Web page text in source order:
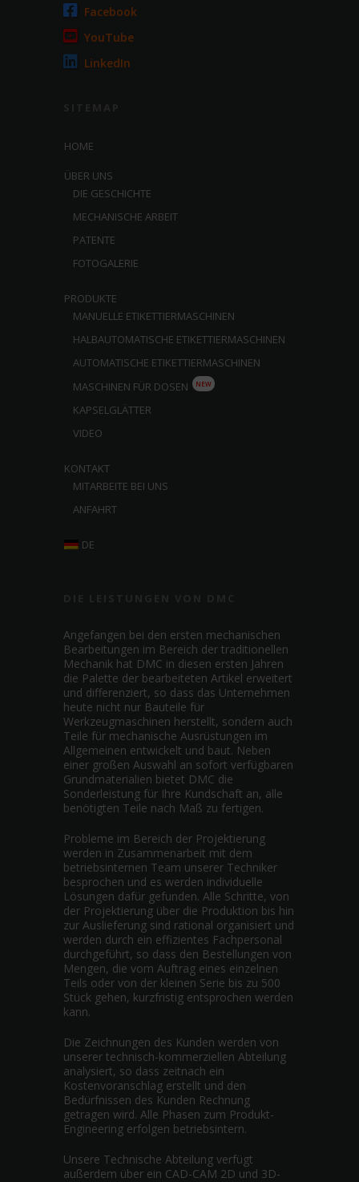
Facebook
YouTube
LinkedIn
HOME
ÜBER UNS
DIE GESCHICHTE
MECHANISCHE ARBEIT
PATENTE
FOTOGALERIE
PRODUKTE
MANUELLE ETIKETTIERMASCHINEN
HALBAUTOMATISCHE ETIKETTIERMASCHINEN
AUTOMATISCHE ETIKETTIERMASCHINEN
MASCHINEN FÜR DOSEN
NEW
KAPSELGLÄTTER
VIDEO
KONTAKT
MITARBEITE BEI UNS
ANFAHRT
DE
Angefangen bei den ersten mechanischen
Bearbeitungen im Bereich der traditionellen
Mechanik hat DMC in diesen ersten Jahren
die Palette der bearbeiteten Artikel erweitert
und differenziert, so dass das Unternehmen
heute nicht nur Bauteile für
Werkzeugmaschinen herstellt, sondern auch
Teile für mechanische Ausrüstungen im
Allgemeinen entwickelt und baut. Neben
einer großen Auswahl an sofort verfügbaren
Grundmaterialien bietet DMC die
Sonderleistung für Ihre Kundschaft an, alle
benötigten Teile nach Maß zu fertigen.
Probleme im Bereich der Projektierung
werden in Zusammenarbeit mit dem
betriebsinternen Team unserer Techniker
besprochen und es werden individuelle
Lösungen dafür gefunden. Alle Schritte, von
der Projektierung über die Produktion bis hin
zur Auslieferung sind rational organisiert und
werden durch ein effizientes Fachpersonal
durchgeführt, so dass den Bestellungen von
Mengen, die vom Auftrag eines einzelnen
Teils oder von der kleinen Serie bis zu 500
Stück gehen, kurzfristig entsprochen werden
kann.
Die Zeichnungen des Kunden werden von
unserer technisch-kommerziellen Abteilung
analysiert, so dass zeitnach ein
Kostenvoranschlag erstellt und den
Bedürfnissen des Kunden Rechnung
getragen wird. Alle Phasen zum Produkt-
Engineering erfolgen betriebsintern.
Unsere Technische Abteilung verfügt
außerdem über ein CAD-CAM 2D und 3D-